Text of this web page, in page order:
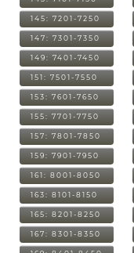
145: 7201-7250
147: 7301-7350
149: 7401-7450
151: 7501-7550
153: 7601-7650
155: 7701-7750
157: 7801-7850
159: 7901-7950
161: 8001-8050
163: 8101-8150
165: 8201-8250
167: 8301-8350